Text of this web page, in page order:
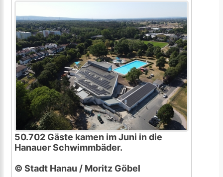
50.702 Gäste kamen im Juni in die
Hanauer Schwimmbäder.
© Stadt Hanau / Moritz Göbel